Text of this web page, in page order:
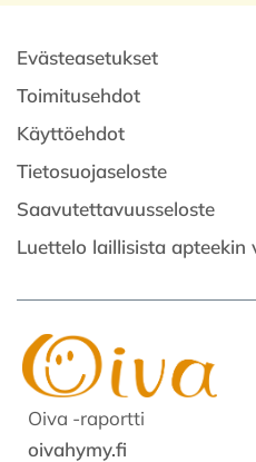
Evästeasetukset
Toimitusehdot
Käyttöehdot
Tietosuojaseloste
Saavutettavuusseloste
Luettelo laillisista apteekin
Oiva -raportti
oivahymy.fi